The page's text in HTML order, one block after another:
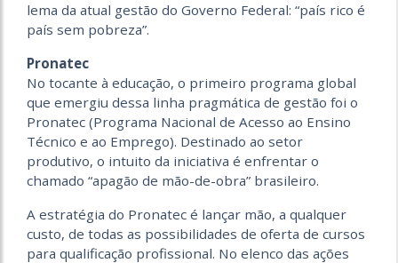
lema da atual gestão do Governo Federal: “país rico é
país sem pobreza”.
Pronatec
No tocante à educação, o primeiro programa global
que emergiu dessa linha pragmática de gestão foi o
Pronatec (Programa Nacional de Acesso ao Ensino
Técnico e ao Emprego). Destinado ao setor
produtivo, o intuito da iniciativa é enfrentar o
chamado “apagão de mão-de-obra” brasileiro.
A estratégia do Pronatec é lançar mão, a qualquer
custo, de todas as possibilidades de oferta de cursos
para qualificação profissional. No elenco das ações